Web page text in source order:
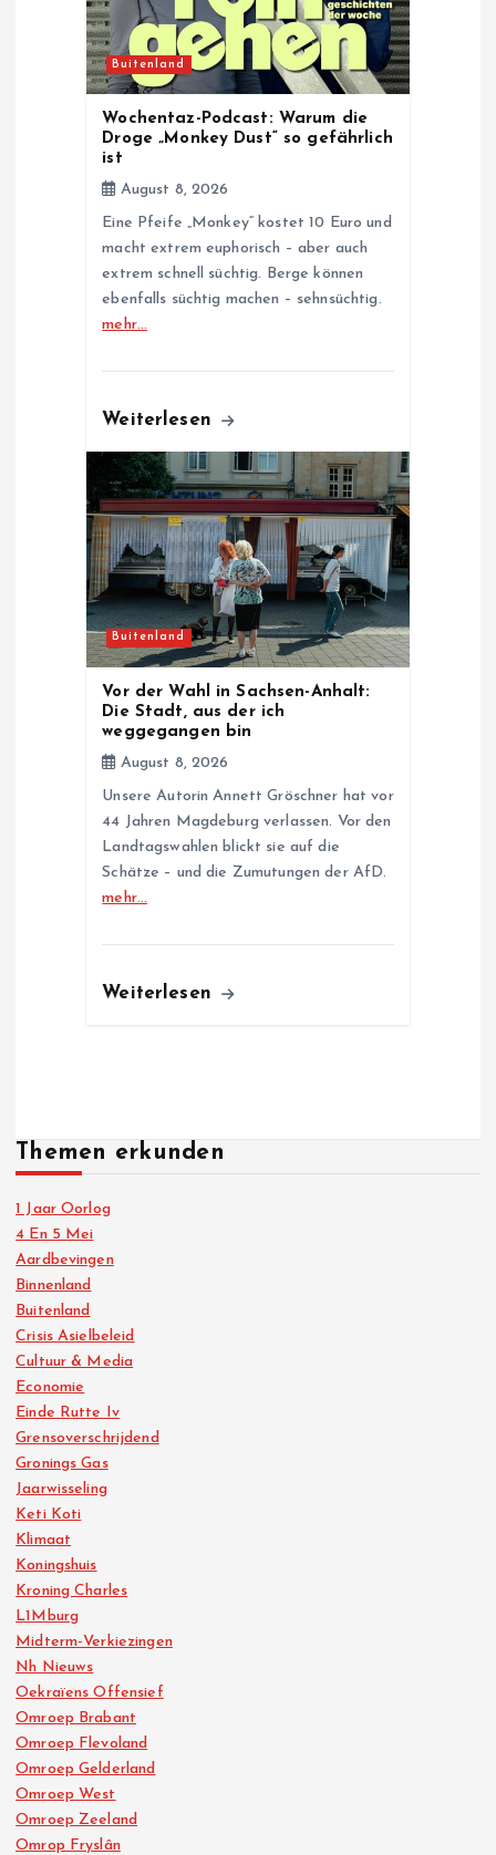
Buitenland
Wochentaz-Podcast: Warum die
Droge „Monkey Dust“ so gefährlich
ist
August 8, 2026
Eine Pfeife „Monkey“ kostet 10 Euro und
macht extrem euphorisch – aber auch
extrem schnell süchtig. Berge können
ebenfalls süchtig machen – sehnsüchtig.
mehr…
Weiterlesen
Buitenland
Vor der Wahl in Sachsen-Anhalt:
Die Stadt, aus der ich
weggegangen bin
August 8, 2026
Unsere Autorin Annett Gröschner hat vor
44 Jahren Magdeburg verlassen. Vor den
Landtagswahlen blickt sie auf die
Schätze – und die Zumutungen der AfD.
mehr…
Weiterlesen
Themen erkunden
1 Jaar Oorlog
4 En 5 Mei
Aardbevingen
Binnenland
Buitenland
Crisis Asielbeleid
Cultuur & Media
Economie
Einde Rutte Iv
Grensoverschrijdend
Gronings Gas
Jaarwisseling
Keti Koti
Klimaat
Koningshuis
Kroning Charles
L1Mburg
Midterm-Verkiezingen
Nh Nieuws
Oekraïens Offensief
Omroep Brabant
Omroep Flevoland
Omroep Gelderland
Omroep West
Omroep Zeeland
Omrop Fryslân